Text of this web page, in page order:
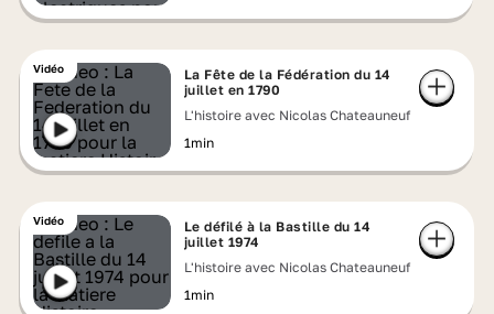
Vidéo
La Fête de la Fédération du 14
juillet en 1790
L'histoire avec Nicolas Chateauneuf
1min
Vidéo
Le défilé à la Bastille du 14
juillet 1974
L'histoire avec Nicolas Chateauneuf
1min